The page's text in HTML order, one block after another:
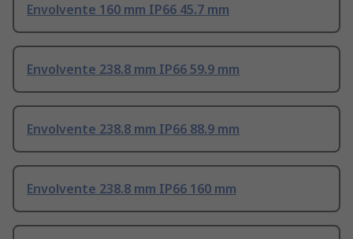
Envolvente 160 mm IP66 45.7 mm
Envolvente 238.8 mm IP66 59.9 mm
Envolvente 238.8 mm IP66 88.9 mm
Envolvente 238.8 mm IP66 160 mm